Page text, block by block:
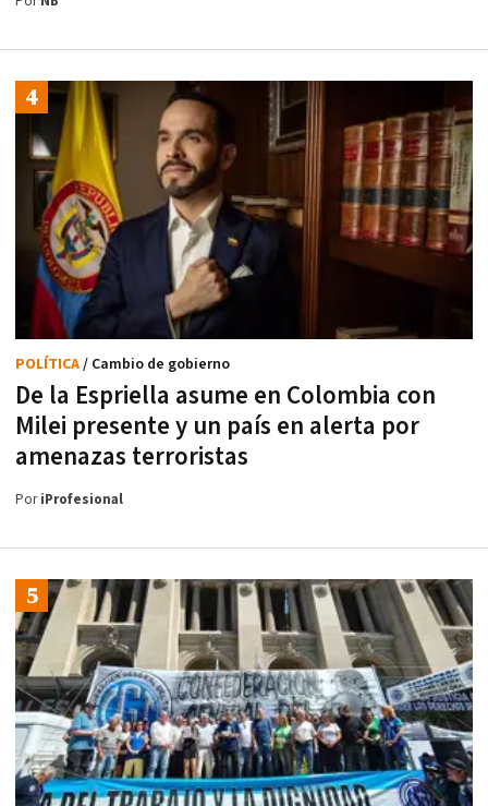
De la Espriella asume en Colombia con
Milei presente y un país en alerta por
amenazas terroristas
POLÍTICA/ Cambio de gobierno
PoriProfesional